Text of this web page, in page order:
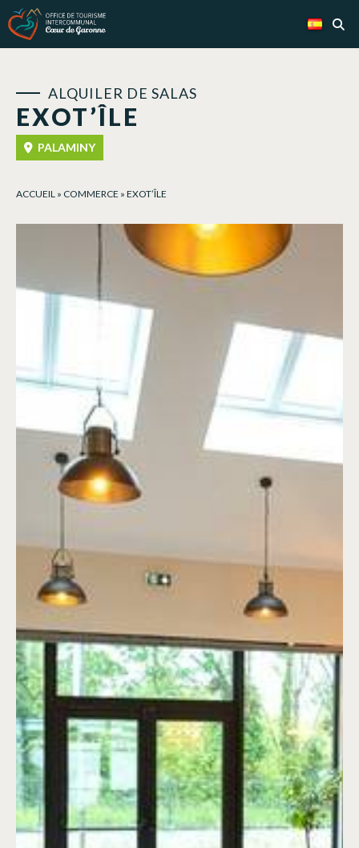
EXOT’ÎLE
ALQUILER DE SALAS
PALAMINY
ACCUEIL » COMMERCE » EXOT’ÎLE
Panel de gestión de cookies